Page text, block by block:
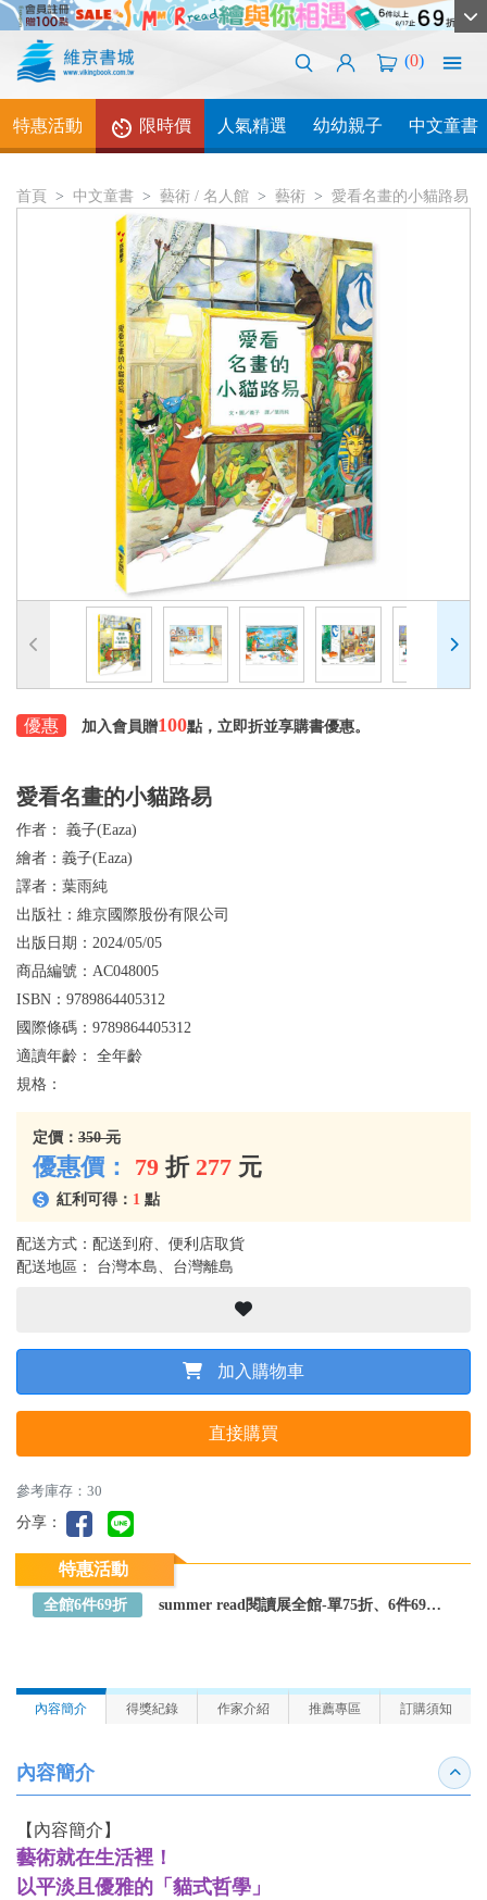
(0)
特惠活動 限時價 人氣精選 幼幼親子 中文童書
首頁 中文童書 藝術 / 名人館 藝術 愛看名畫的小貓路易
優惠 加入會員贈100點，立即折並享購書優惠。
愛看名畫的小貓路易
作者： 義子(Eaza)
繪者： 義子(Eaza)
譯者： 葉雨純
出版社： 維京國際股份有限公司
出版日期： 2024/05/05
商品編號： AC048005
ISBN： 9789864405312
國際條碼： 9789864405312
適讀年齡： 全年齡
規格：
定價： 350 元
優惠價： 79 折 277 元
紅利可得： 1 點
配送方式：配送到府、便利店取貨
配送地區： 台灣本島、台灣離島
加入購物車
直接購買
參考庫存：30
分享：
特惠活動
全館6件69折 summer read閱讀展全館-單75折、6件69折～全館任選
內容簡介 得獎紀錄 作家介紹 推薦專區 訂購須知
內容簡介 收合
【內容簡介】
藝術就在生活裡！
以平淡且優雅的「貓式哲學」